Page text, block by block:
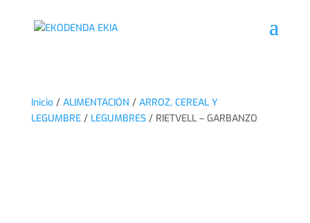
Inicio/ ALIMENTACIÓN / ARROZ, CEREAL Y
LEGUMBRE/ LEGUMBRES/ RIETVELL – GARBANZO